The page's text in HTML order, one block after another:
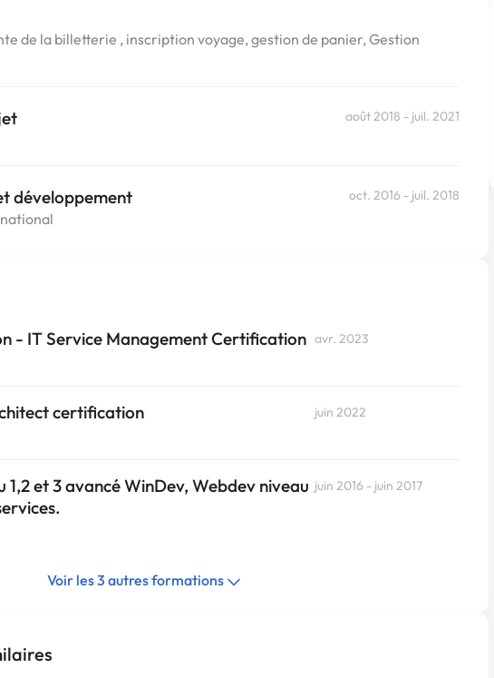
de la billetterie , inscription voyage, gestion de panier, Gestion
août 2018 - juil. 2021
développement oct. 2016 - juil. 2018
- IT Service Management Certification avr. 2023
certification juin 2022
et 3 avancé WinDev, Webdev niveau juin 2016 - juin 2017
Voir les 3 autres formations